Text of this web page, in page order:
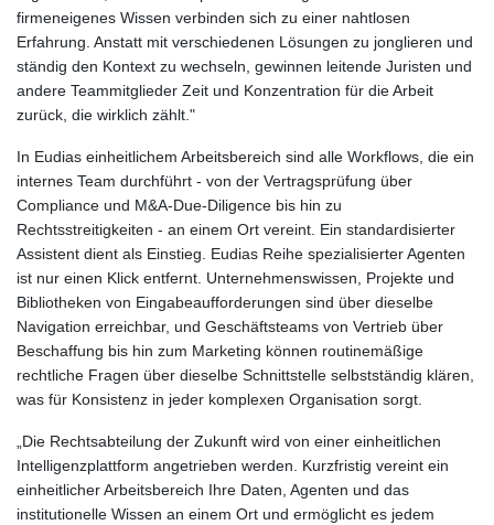
firmeneigenes Wissen verbinden sich zu einer nahtlosen
Erfahrung. Anstatt mit verschiedenen Lösungen zu jonglieren und
ständig den Kontext zu wechseln, gewinnen leitende Juristen und
andere Teammitglieder Zeit und Konzentration für die Arbeit
zurück, die wirklich zählt."
In Eudias einheitlichem Arbeitsbereich sind alle Workflows, die ein
internes Team durchführt - von der Vertragsprüfung über
Compliance und M&A-Due-Diligence bis hin zu
Rechtsstreitigkeiten - an einem Ort vereint. Ein standardisierter
Assistent dient als Einstieg. Eudias Reihe spezialisierter Agenten
ist nur einen Klick entfernt. Unternehmenswissen, Projekte und
Bibliotheken von Eingabeaufforderungen sind über dieselbe
Navigation erreichbar, und Geschäftsteams von Vertrieb über
Beschaffung bis hin zum Marketing können routinemäßige
rechtliche Fragen über dieselbe Schnittstelle selbstständig klären,
was für Konsistenz in jeder komplexen Organisation sorgt.
„Die Rechtsabteilung der Zukunft wird von einer einheitlichen
Intelligenzplattform angetrieben werden. Kurzfristig vereint ein
einheitlicher Arbeitsbereich Ihre Daten, Agenten und das
institutionelle Wissen an einem Ort und ermöglicht es jedem